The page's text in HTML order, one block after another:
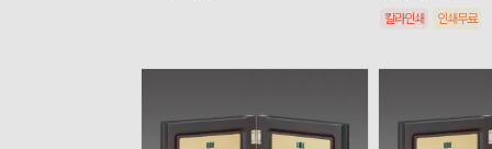
칼라인쇄 인쇄무료